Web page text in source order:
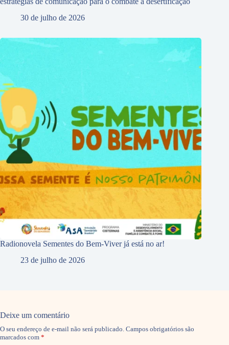
30 de julho de 2026
Radionovela Sementes do Bem-Viver já está no ar!
23 de julho de 2026
Deixe um comentário
O seu endereço de e-mail não será publicado. Campos obrigatórios são
marcados com *